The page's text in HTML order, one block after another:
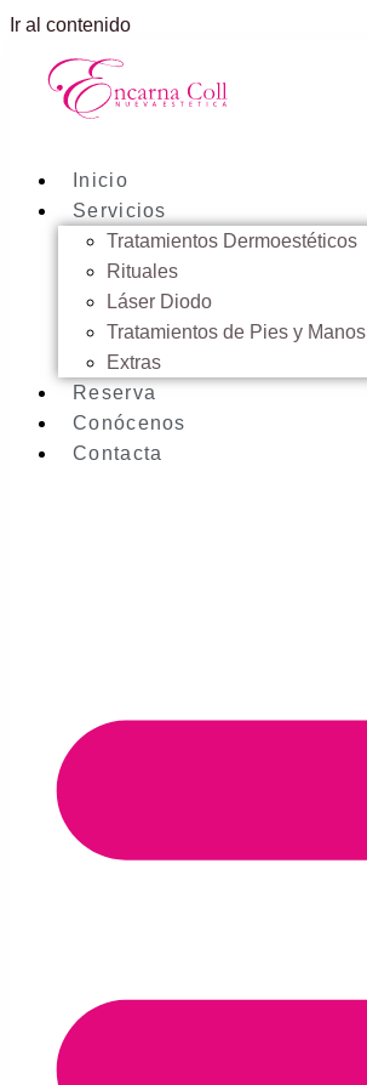
Ir al contenido
Inicio
Servicios
Tratamientos Dermoestéticos
Rituales
Láser Diodo
Tratamientos de Pies y Manos
Extras
Reserva
Conócenos
Contacta